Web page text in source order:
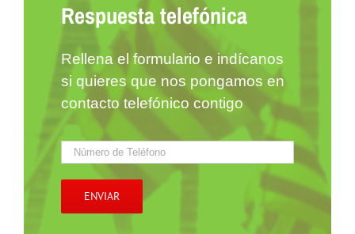
Respuesta telefónica
Rellena el formulario e indícanos
si quieres que nos pongamos en
contacto telefónico contigo